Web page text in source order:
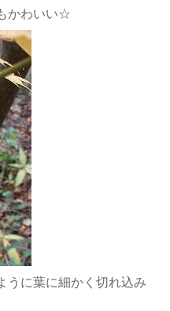
かわいい☆
うに葉に細かく切れ込み